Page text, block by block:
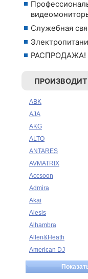
Служебная
РАСПРОДАЖА!
ABK
AJA
AKG
ALTO
ANTARES
AVMATRIX
Accsoon
Admira
Akai
Alesis
Alhambra
Allen&Heath
American DJ
Ampeg
Apart